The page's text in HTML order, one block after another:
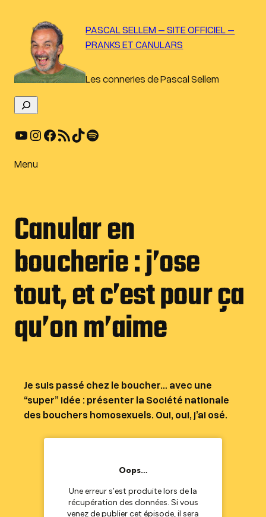
contenu
PASCAL SELLEM – SITE OFFICIEL –
PRANKS ET CANULARS
Les conneries de Pascal Sellem
e
c
e
e
r
YouTube Instagram Facebook Flux RSS TikTok Spotify
Menu
Canular en
boucherie : j’ose
tout, et c’est pour ça
qu’on m’aime
Je suis passé chez le boucher… avec une
“super” idée : présenter la Société nationale
des bouchers homosexuels. Oui, oui, j’ai osé.